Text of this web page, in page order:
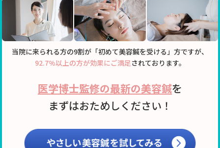
当院に来られる方の9割が「初めて美容鍼を受ける」方ですが、
92.7%以上の方が効果にご満足されております。
医学博士監修の最新の美容鍼を
まずはおためしください！